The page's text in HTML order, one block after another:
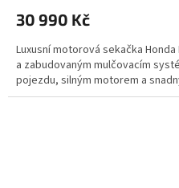
30 990 Kč
Luxusní motorová sekačka Honda
a zabudovaným mulčovacím
pojezdu, silným motorem a